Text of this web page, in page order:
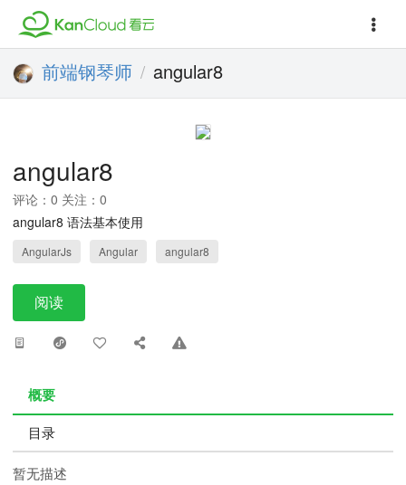
前端钢琴师 / angular8
angular8
评论：0 关注：0
angular8 语法基本使用
AngularJs Angular angular8
阅读
概要
目录
暂无描述